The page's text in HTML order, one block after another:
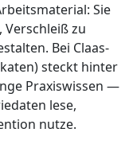
Sie
zu
Bei Claas-
steckt hinter
Praxiswissen —
lese,
nutze.